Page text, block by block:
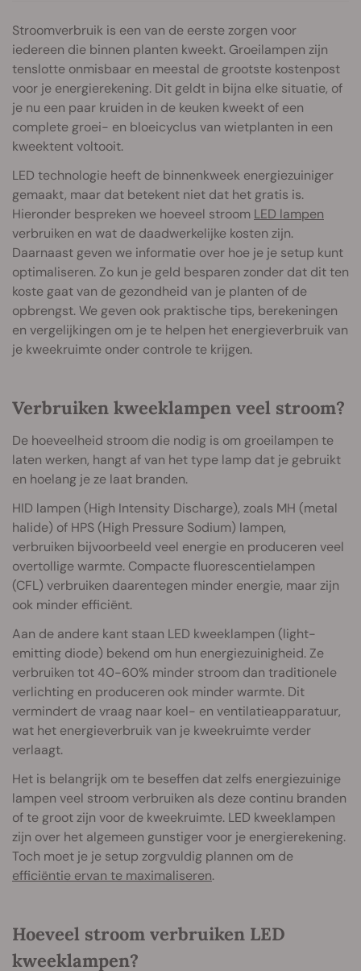
Stroomverbruik is een van de eerste zorgen voor
iedereen die binnen planten kweekt. Groeilampen zijn
tenslotte onmisbaar en meestal de grootste kostenpost
voor je energierekening. Dit geldt in bijna elke situatie, of
je nu een paar kruiden in de keuken kweekt of een
complete groei- en bloeicyclus van wietplanten in een
kweektent voltooit.
LED technologie heeft de binnenkweek energiezuiniger
gemaakt, maar dat betekent niet dat het gratis is.
Hieronder bespreken we hoeveel stroom LED lampen
verbruiken en wat de daadwerkelijke kosten zijn.
Daarnaast geven we informatie over hoe je je setup kunt
optimaliseren. Zo kun je geld besparen zonder dat dit ten
koste gaat van de gezondheid van je planten of de
opbrengst. We geven ook praktische tips, berekeningen
en vergelijkingen om je te helpen het energieverbruik van
je kweekruimte onder controle te krijgen.
Verbruiken kweeklampen veel stroom?
De hoeveelheid stroom die nodig is om groeilampen te
laten werken, hangt af van het type lamp dat je gebruikt
en hoelang je ze laat branden.
HID lampen (High Intensity Discharge), zoals MH (metal
halide) of HPS (High Pressure Sodium) lampen,
verbruiken bijvoorbeeld veel energie en produceren veel
overtollige warmte. Compacte fluorescentielampen
(CFL) verbruiken daarentegen minder energie, maar zijn
ook minder efficiënt.
Aan de andere kant staan LED kweeklampen (light-
emitting diode) bekend om hun energiezuinigheid. Ze
verbruiken tot 40-60% minder stroom dan traditionele
verlichting en produceren ook minder warmte. Dit
vermindert de vraag naar koel- en ventilatieapparatuur,
wat het energieverbruik van je kweekruimte verder
verlaagt.
Het is belangrijk om te beseffen dat zelfs energiezuinige
lampen veel stroom verbruiken als deze continu branden
of te groot zijn voor de kweekruimte. LED kweeklampen
zijn over het algemeen gunstiger voor je energierekening.
Toch moet je je setup zorgvuldig plannen om de
efficiëntie ervan te maximaliseren.
Hoeveel stroom verbruiken LED
kweeklampen?